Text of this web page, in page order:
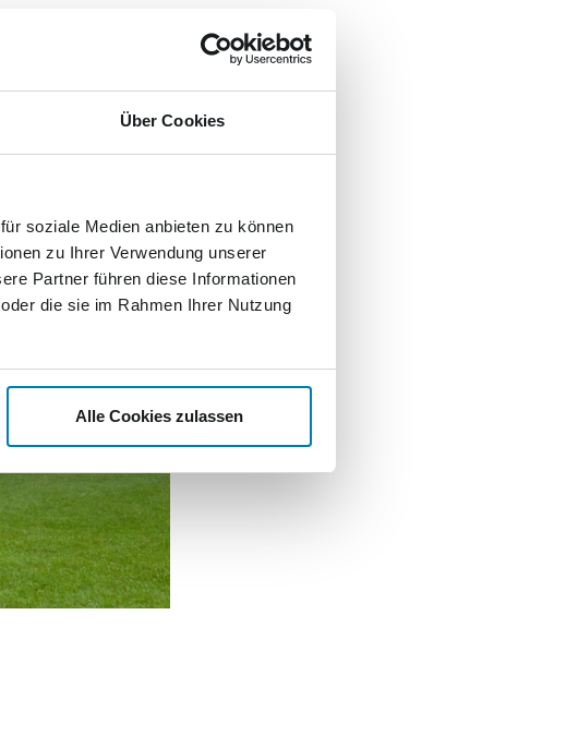
Über Cookies
soziale Medien anbieten zu können
zu Ihrer Verwendung unserer
Partner führen diese Informationen
die sie im Rahmen Ihrer Nutzung
Alle Cookies zulassen